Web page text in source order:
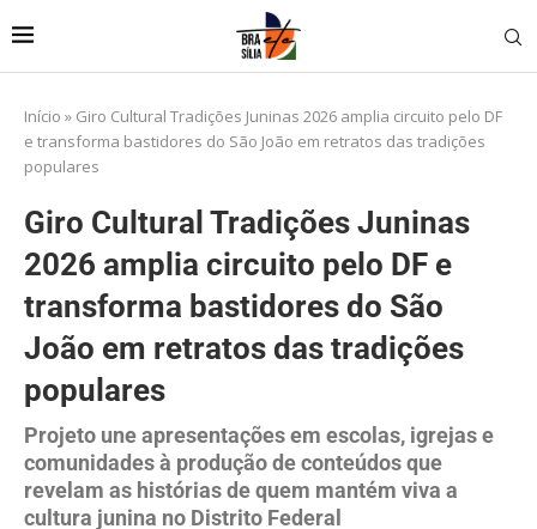
Início » Giro Cultural Tradições Juninas 2026 amplia circuito pelo DF
e transforma bastidores do São João em retratos das tradições
populares
Giro Cultural Tradições Juninas
2026 amplia circuito pelo DF e
transforma bastidores do São
João em retratos das tradições
populares
Projeto une apresentações em escolas, igrejas e
comunidades à produção de conteúdos que
revelam as histórias de quem mantém viva a
cultura junina no Distrito Federal